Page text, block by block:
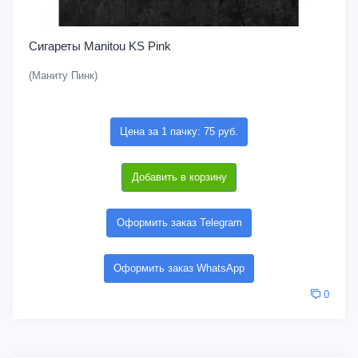
Сигареты Manitou KS Pink
(Маниту Пинк)
Цена за 1 пачку: 75 руб.
Добавить в корзину
Оформить заказ Telegram
Оформить заказ WhatsApp
0